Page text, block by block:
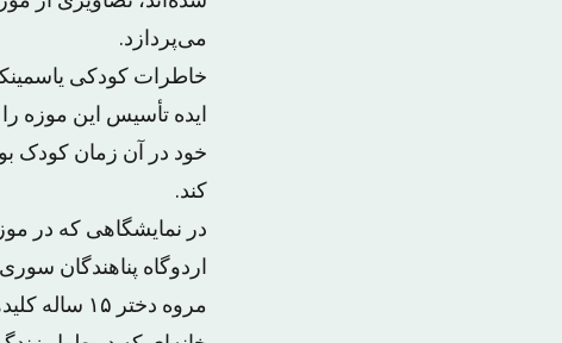
می‌پردازد.
ایده تأسیس این موزه
خود در آن زمان کودک
کند.
در نمایشگاهی که در
اردوگاه پناهندگان
مروه دختر